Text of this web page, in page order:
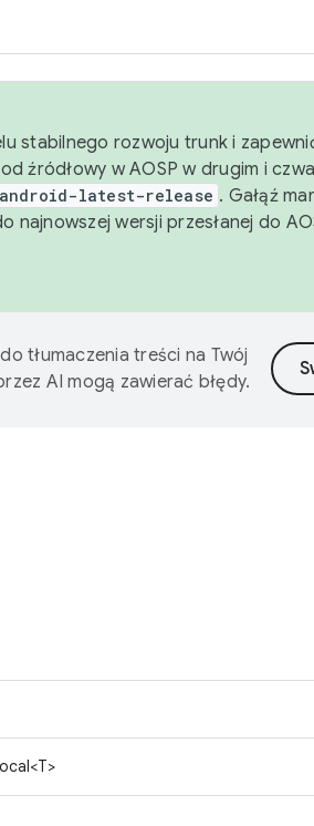
stabilnego rozwoju trunk i
źródłowy w AOSP w drugim i
android-latest-release . Gałąź
najnowszej wersji przesłanej do
tłumaczenia treści na Twój
AI mogą zawierać błędy.